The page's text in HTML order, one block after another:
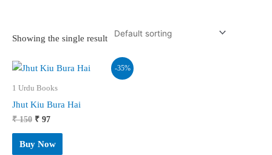
Showing the single result
-35%
1 Urdu Books
Jhut Kiu Bura Hai
₹150 Original
was:
₹ 150.
₹ 97Current
₹ 97.
Buy Now